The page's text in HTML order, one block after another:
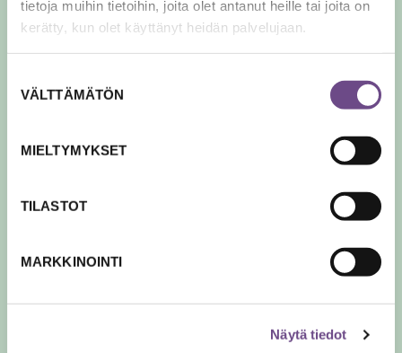
tietoja muihin tietoihin, joita olet antanut heille tai joita on
kerätty, kun olet käyttänyt heidän palvelujaan.
valinta
VÄLTTÄMÄTÖN
MIELTYMYKSET
TILASTOT
MARKKINOINTI
Näytä tiedot
Merkityksellisyyden
lähteet
lintujen kevätkonserttia."